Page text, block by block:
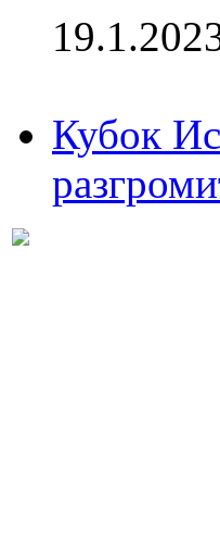
Кубок